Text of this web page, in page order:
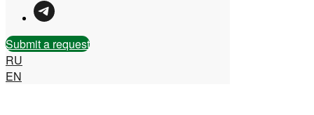
Submit a request
RU
EN